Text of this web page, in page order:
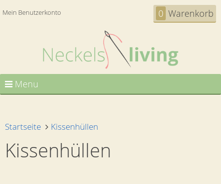
Mein Benutzerkonto 0 Warenkorb
Menu
Startseite Kissenhüllen
Kissenhüllen